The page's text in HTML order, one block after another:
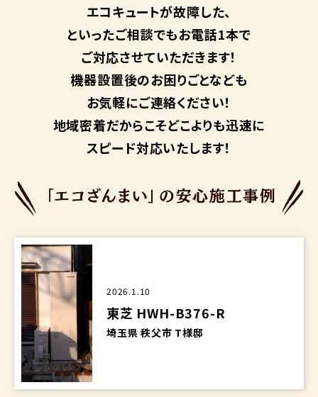
エコキュートが故障した、
といったご相談でもお電話1本で
ご対応させていただきます！
機器設置後のお困りごとなども
お気軽にご連絡ください！
地域密着だからこそどこよりも迅速に
スピード対応いたします！
2026.1.10
東芝 HWH-B376-R
埼玉県 秩父市 T様邸